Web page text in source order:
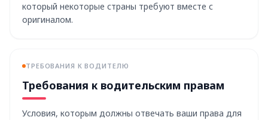
который некоторые страны требуют вместе с
оригиналом.
ТРЕБОВАНИЯ К ВОДИТЕЛЮ
Требования к водительским правам
Условия, которым должны отвечать ваши права для